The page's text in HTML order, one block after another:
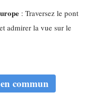
: Traversez le pont
admirer la vue sur le
commun